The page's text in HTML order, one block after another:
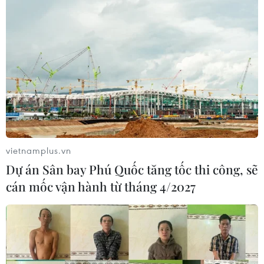
vietnamplus.vn
Dự án Sân bay Phú Quốc tăng tốc thi công, sẽ
cán mốc vận hành từ tháng 4/2027